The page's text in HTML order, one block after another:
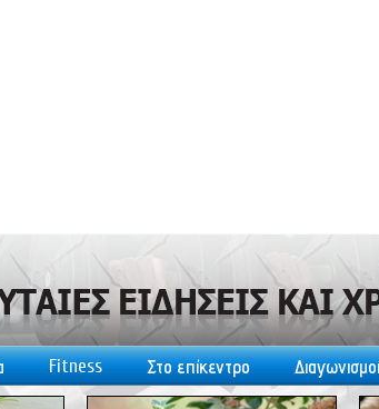
Fitness Στο επίκεντρο Διαγωνισμοί